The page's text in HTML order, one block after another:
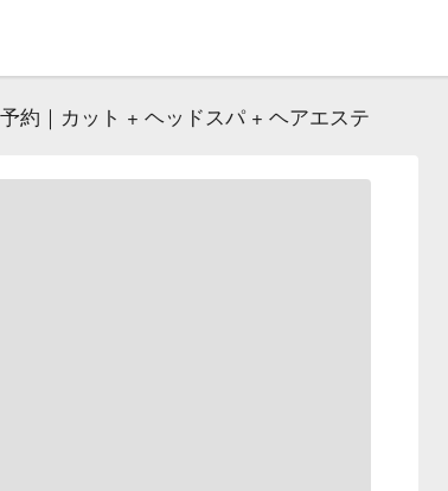
約｜カット + ヘッドスパ + ヘアエステ